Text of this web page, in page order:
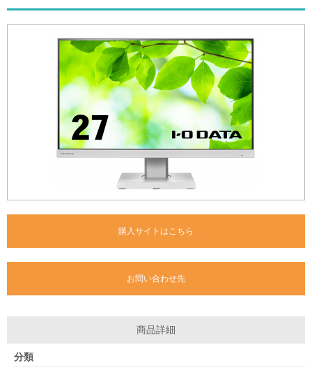
購入サイトはこちら
お問い合わせ先
商品詳細
分類